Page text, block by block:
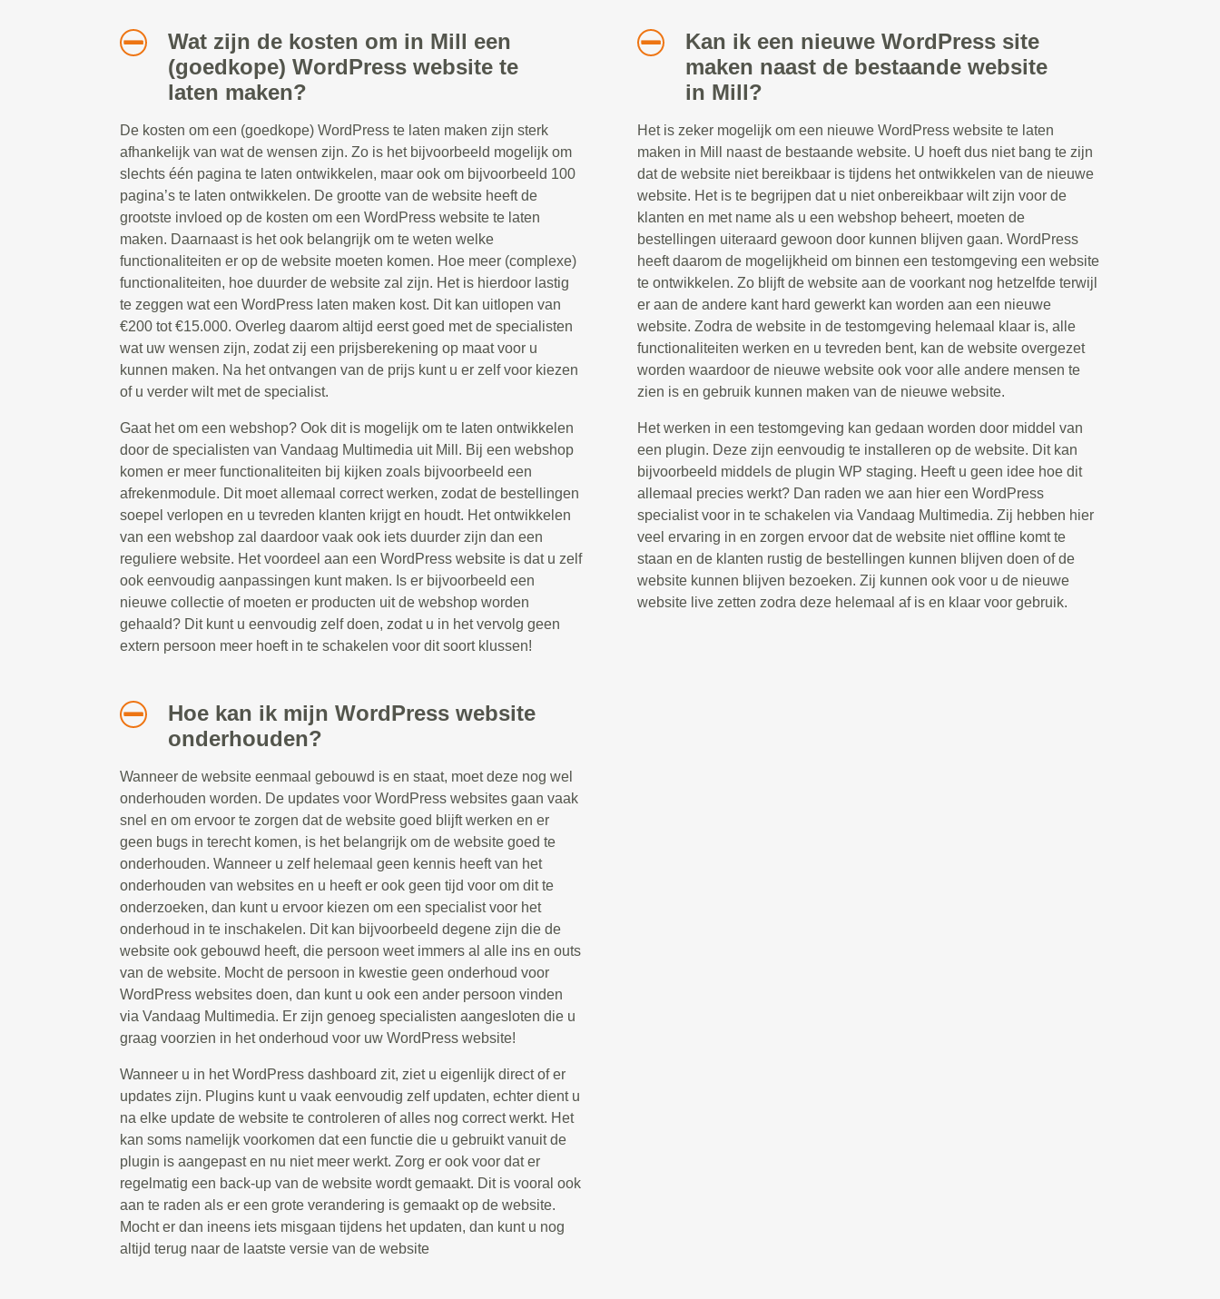
Wat zijn de kosten om in Mill een
(goedkope) WordPress website te
laten maken?
De kosten om een (goedkope) WordPress te laten maken zijn sterk
afhankelijk van wat de wensen zijn. Zo is het bijvoorbeeld mogelijk om
slechts één pagina te laten ontwikkelen, maar ook om bijvoorbeeld 100
pagina’s te laten ontwikkelen. De grootte van de website heeft de
grootste invloed op de kosten om een WordPress website te laten
maken. Daarnaast is het ook belangrijk om te weten welke
functionaliteiten er op de website moeten komen. Hoe meer (complexe)
functionaliteiten, hoe duurder de website zal zijn. Het is hierdoor lastig
te zeggen wat een WordPress laten maken kost. Dit kan uitlopen van
€200 tot €15.000. Overleg daarom altijd eerst goed met de specialisten
wat uw wensen zijn, zodat zij een prijsberekening op maat voor u
kunnen maken. Na het ontvangen van de prijs kunt u er zelf voor kiezen
of u verder wilt met de specialist.
Gaat het om een webshop? Ook dit is mogelijk om te laten ontwikkelen
door de specialisten van Vandaag Multimedia uit Mill. Bij een webshop
komen er meer functionaliteiten bij kijken zoals bijvoorbeeld een
afrekenmodule. Dit moet allemaal correct werken, zodat de bestellingen
soepel verlopen en u tevreden klanten krijgt en houdt. Het ontwikkelen
van een webshop zal daardoor vaak ook iets duurder zijn dan een
reguliere website. Het voordeel aan een WordPress website is dat u zelf
ook eenvoudig aanpassingen kunt maken. Is er bijvoorbeeld een
nieuwe collectie of moeten er producten uit de webshop worden
gehaald? Dit kunt u eenvoudig zelf doen, zodat u in het vervolg geen
extern persoon meer hoeft in te schakelen voor dit soort klussen!
Hoe kan ik mijn WordPress website
onderhouden?
Wanneer de website eenmaal gebouwd is en staat, moet deze nog wel
onderhouden worden. De updates voor WordPress websites gaan vaak
snel en om ervoor te zorgen dat de website goed blijft werken en er
geen bugs in terecht komen, is het belangrijk om de website goed te
onderhouden. Wanneer u zelf helemaal geen kennis heeft van het
onderhouden van websites en u heeft er ook geen tijd voor om dit te
onderzoeken, dan kunt u ervoor kiezen om een specialist voor het
onderhoud in te inschakelen. Dit kan bijvoorbeeld degene zijn die de
website ook gebouwd heeft, die persoon weet immers al alle ins en outs
van de website. Mocht de persoon in kwestie geen onderhoud voor
WordPress websites doen, dan kunt u ook een ander persoon vinden
via Vandaag Multimedia. Er zijn genoeg specialisten aangesloten die u
graag voorzien in het onderhoud voor uw WordPress website!
Wanneer u in het WordPress dashboard zit, ziet u eigenlijk direct of er
updates zijn. Plugins kunt u vaak eenvoudig zelf updaten, echter dient u
na elke update de website te controleren of alles nog correct werkt. Het
kan soms namelijk voorkomen dat een functie die u gebruikt vanuit de
plugin is aangepast en nu niet meer werkt. Zorg er ook voor dat er
regelmatig een back-up van de website wordt gemaakt. Dit is vooral ook
aan te raden als er een grote verandering is gemaakt op de website.
Mocht er dan ineens iets misgaan tijdens het updaten, dan kunt u nog
altijd terug naar de laatste versie van de website
Kan ik een nieuwe WordPress site
maken naast de bestaande website
in Mill?
Het is zeker mogelijk om een nieuwe WordPress website te laten
maken in Mill naast de bestaande website. U hoeft dus niet bang te zijn
dat de website niet bereikbaar is tijdens het ontwikkelen van de nieuwe
website. Het is te begrijpen dat u niet onbereikbaar wilt zijn voor de
klanten en met name als u een webshop beheert, moeten de
bestellingen uiteraard gewoon door kunnen blijven gaan. WordPress
heeft daarom de mogelijkheid om binnen een testomgeving een website
te ontwikkelen. Zo blijft de website aan de voorkant nog hetzelfde terwijl
er aan de andere kant hard gewerkt kan worden aan een nieuwe
website. Zodra de website in de testomgeving helemaal klaar is, alle
functionaliteiten werken en u tevreden bent, kan de website overgezet
worden waardoor de nieuwe website ook voor alle andere mensen te
zien is en gebruik kunnen maken van de nieuwe website.
Het werken in een testomgeving kan gedaan worden door middel van
een plugin. Deze zijn eenvoudig te installeren op de website. Dit kan
bijvoorbeeld middels de plugin WP staging. Heeft u geen idee hoe dit
allemaal precies werkt? Dan raden we aan hier een WordPress
specialist voor in te schakelen via Vandaag Multimedia. Zij hebben hier
veel ervaring in en zorgen ervoor dat de website niet offline komt te
staan en de klanten rustig de bestellingen kunnen blijven doen of de
website kunnen blijven bezoeken. Zij kunnen ook voor u de nieuwe
website live zetten zodra deze helemaal af is en klaar voor gebruik.